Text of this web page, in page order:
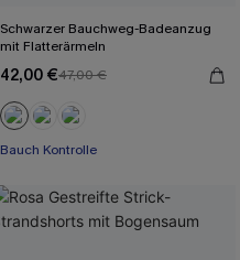
Schwarzer Bauchweg-Badeanzug
mit Flatterärmeln
42,00 €47,00 €
Bauch Kontrolle